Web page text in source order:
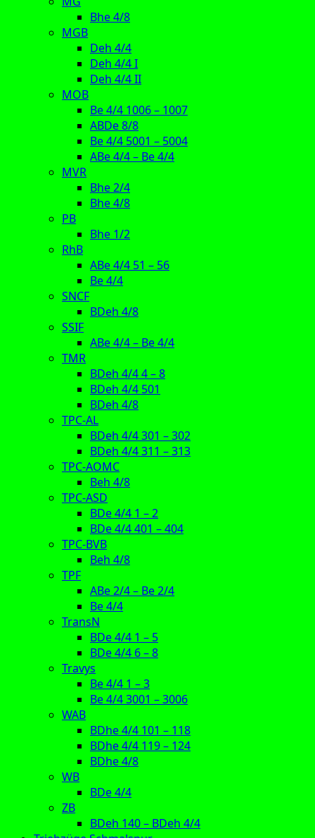
Bhe 4/8
MGB
Deh 4/4
Deh 4/4 I
Deh 4/4 II
MOB
Be 4/4 1006 – 1007
ABDe 8/8
Be 4/4 5001 – 5004
ABe 4/4 – Be 4/4
MVR
Bhe 2/4
Bhe 4/8
PB
Bhe 1/2
RhB
ABe 4/4 51 – 56
Be 4/4
SNCF
BDeh 4/8
SSIF
ABe 4/4 – Be 4/4
TMR
BDeh 4/4 4 – 8
BDeh 4/4 501
BDeh 4/8
TPC-AL
BDeh 4/4 301 – 302
BDeh 4/4 311 – 313
TPC-AOMC
Beh 4/8
TPC-ASD
BDe 4/4 1 – 2
BDe 4/4 401 – 404
TPC-BVB
Beh 4/8
TPF
ABe 2/4 – Be 2/4
Be 4/4
TransN
BDe 4/4 1 – 5
BDe 4/4 6 – 8
Travys
Be 4/4 1 – 3
Be 4/4 3001 – 3006
WAB
BDhe 4/4 101 – 118
BDhe 4/4 119 – 124
BDhe 4/8
WB
BDe 4/4
ZB
BDeh 140 – BDeh 4/4